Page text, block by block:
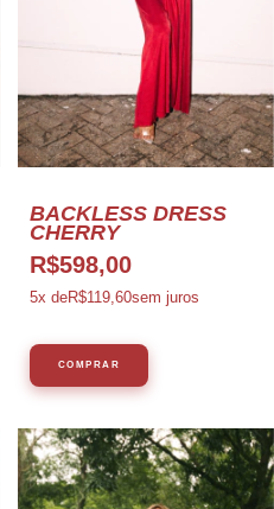
BACKLESS DRESS
CHERRY
R$598,00
5x deR$119,60sem juros
COMPRAR